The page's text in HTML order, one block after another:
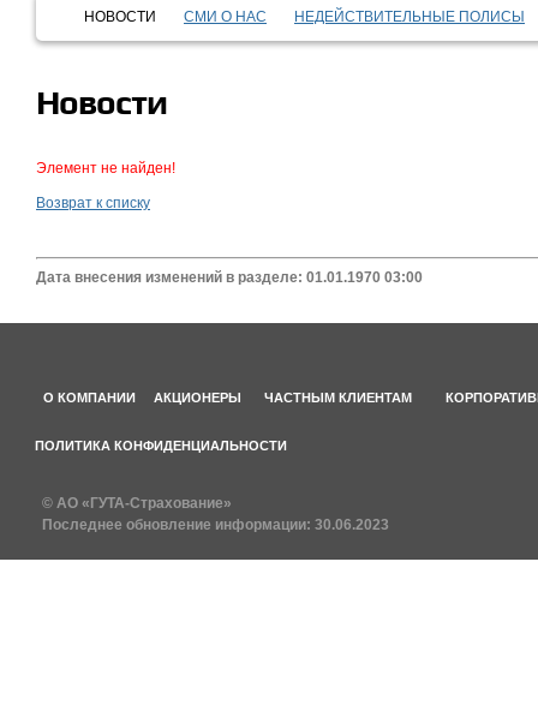
НОВОСТИ СМИ О НАС НЕДЕЙСТВИТЕЛЬНЫЕ ПОЛИСЫ
Новости
Элемент не найден!
Возврат к списку
Дата внесения изменений в разделе: 01.01.1970 03:00
О КОМПАНИИ АКЦИОНЕРЫ ЧАСТНЫМ КЛИЕНТАМ
ПОЛИТИКА КОНФИДЕНЦИАЛЬНОСТИ
© АО «ГУТА-Страхование»
Последнее обновление информации: 30.06.2023